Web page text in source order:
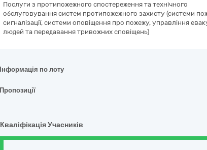
Послуги з протипожежного спостереження та технічного
обслуговування систем протипожежного захисту (системи
сигналізації, системи оповіщення про пожежу, управління
людей та передавання тривожних сповіщень)
Інформація по лоту
Пропозиції
Кваліфікація Учасників